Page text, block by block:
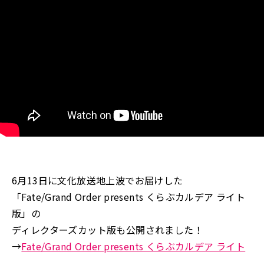
6月13日に文化放送地上波でお届けした
「Fate/Grand Order presents くらぶカルデア ライト
版」の
ディレクターズカット版も公開されました！
→Fate/Grand Order presents くらぶカルデア ライト